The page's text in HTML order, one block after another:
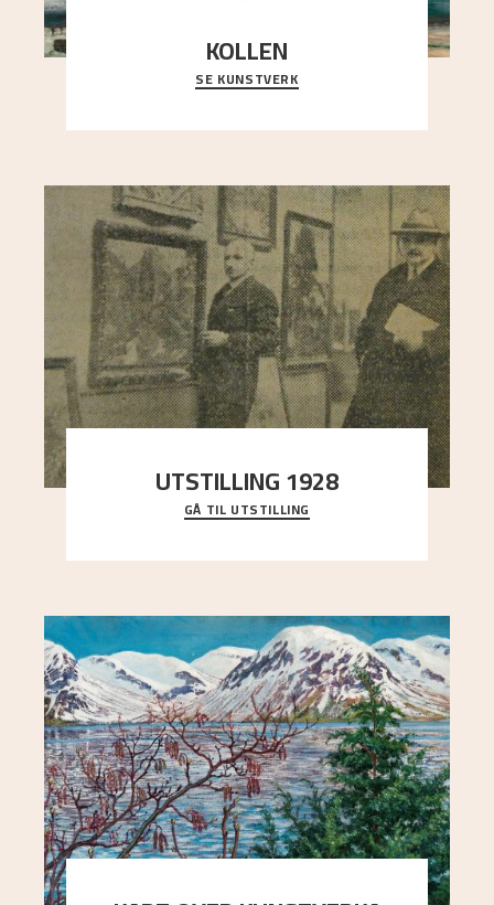
KOLLEN
Et ruvende fjell dominerer bildeflaten, og står i
sterk kontrast til det spinkle rognetreet ute
SE KUNSTVERK
UTSTILLING 1928
Då Astrup døydde i 1928, tok vennene Moritz
Kaland og Simon Thorbjørnsen initiativ til å
GÅ TIL UTSTILLING